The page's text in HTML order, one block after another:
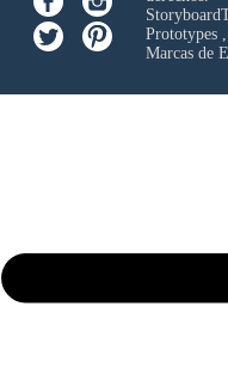
Prototypes
Marcas de